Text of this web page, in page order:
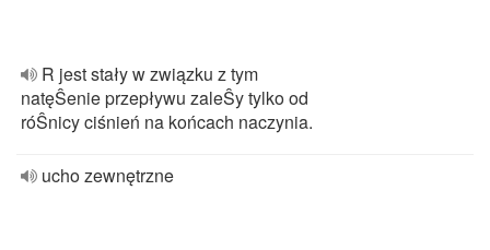
R jest stały w związku z tym
natęŜenie przepływu zaleŜy tylko od
róŜnicy ciśnień na końcach naczynia.
ucho zewnętrzne